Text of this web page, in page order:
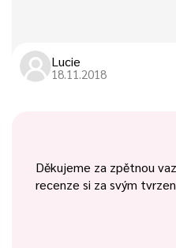
Lucie
18.11.2018
Děkujeme za zpětnou
recenze si za svým